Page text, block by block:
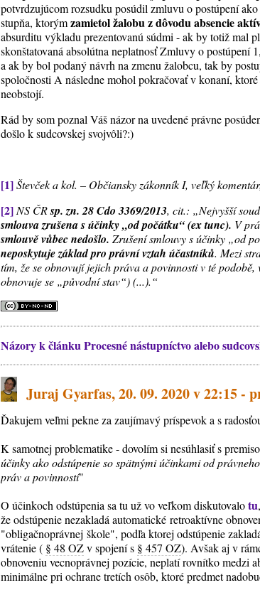
potvrdzujúcom rozsudku posúdil zmluvu o postúpení
stupňa, ktorýmzamietol žalobu z dôvodu absencie
absurditu výkladu prezentovanú súdmi - ak by totiž mal
skonštatovaná absolútna neplatnosť Zmluvy o postúpení
a ak by bol podaný návrh na zmenu žalobcu, tak by
spoločnosti A následne mohol pokračovať v konaní,
neobstojí.
Rád by som poznal Váš názor na uvedené právne
došlo k sudcovskej svojvôli?:)
[1] Števček a kol. – Občiansky zákonník I, veľký
[2] NS ČRsp. zn. 28 Cdo 3369/2013, cit.: „Nejvyšší
smlouva zrušena s účinky „od počátku“ (ex tunc). V
smlouvě vůbec nedošlo. Zrušení smlouvy s účinky „od
neposkytuje základ pro právní vztah účastníků. Mezi
tím, že se obnovují jejich práva a povinnosti v té
obnovuje se „původní stav“) (...).“
Názory k článku Procesné nástupníctvo alebo
Juraj Gyarfas, 20. 09. 2020 v 22:15 -
Ďakujem veľmi pekne za zaujímavý príspevok a s
K samotnej problematike - dovolím si nesúhlasiť s
účinky ako odstúpenie so spätnými účinkami od
práv a povinností"
O účinkoch odstúpenia sa tu už vo veľkom diskutovalotu
že odstúpenie nezakladá automatické retroaktívne
"obligačnoprávnej škole", podľa ktorej odstúpenie
vrátenie ( § 48 OZv spojení s § 457 OZ). Avšak aj v
obnoveniu vecnoprávnej pozície, neplatí rovnítko medzi
minimálne pri ochrane tretích osôb, ktoré predmet